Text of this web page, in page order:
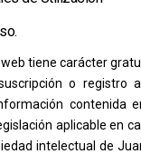
tiene carácter
o registro
contenida
aplicable en
intelectual de